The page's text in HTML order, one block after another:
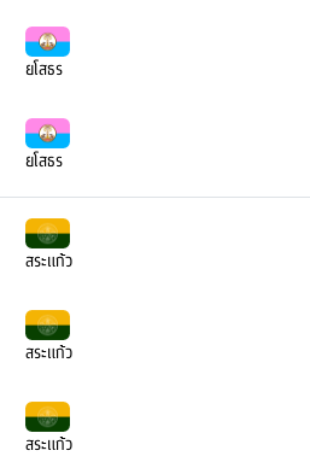
ยโสธร
ยโสธร
สระแก้ว
สระแก้ว
สระแก้ว